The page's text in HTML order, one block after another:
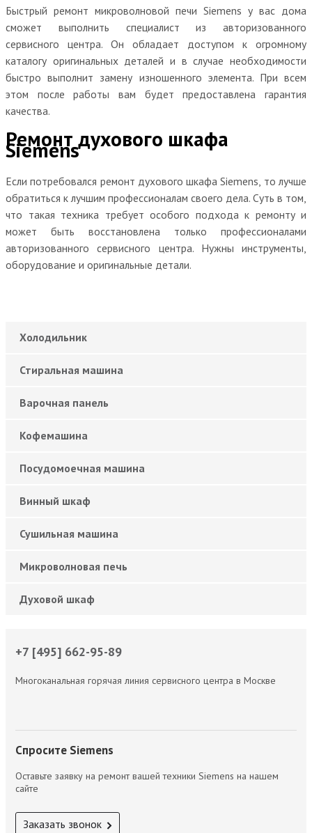
Быстрый ремонт микроволновой печи Siemens у вас дома
сможет выполнить специалист из авторизованного
сервисного центра. Он обладает доступом к огромному
каталогу оригинальных деталей и в случае необходимости
быстро выполнит замену изношенного элемента. При всем
этом после работы вам будет предоставлена гарантия
качества.
Ремонт духового шкафа
Siemens
Если потребовался ремонт духового шкафа Siemens, то лучше
обратиться к лучшим профессионалам своего дела. Суть в том,
что такая техника требует особого подхода к ремонту и
может быть восстановлена только профессионалами
авторизованного сервисного центра. Нужны инструменты,
оборудование и оригинальные детали.
Холодильник
Стиральная машина
Варочная панель
Кофемашина
Посудомоечная машина
Винный шкаф
Сушильная машина
Микроволновая печь
Духовой шкаф
+7 [495] 662-95-89
Многоканальная горячая линия сервисного центра в Москве
Спросите Siemens
Оставьте заявку на ремонт вашей техники Siemens на нашем
сайте
Заказать звонок